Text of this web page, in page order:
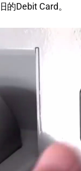
的Debit Card。